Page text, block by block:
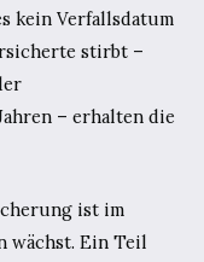
kein Verfallsdatum
stirbt –
– erhalten die
ist im
wächst. Ein Teil